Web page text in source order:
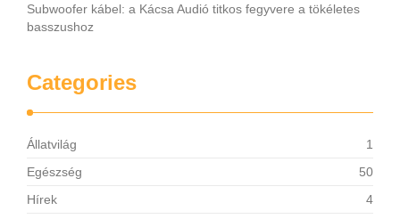
Subwoofer kábel: a Kácsa Audió titkos fegyvere a tökéletes
basszushoz
Categories
Állatvilág
1
Egészség
50
Hírek
4